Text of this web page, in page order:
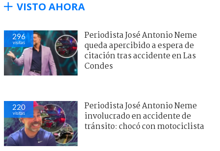
VISTO AHORA
296
visitas
Periodista José Antonio Neme
queda apercibido a espera de
citación tras accidente en Las
Condes
220
visitas
Periodista José Antonio Neme
involucrado en accidente de
tránsito: chocó con motociclista